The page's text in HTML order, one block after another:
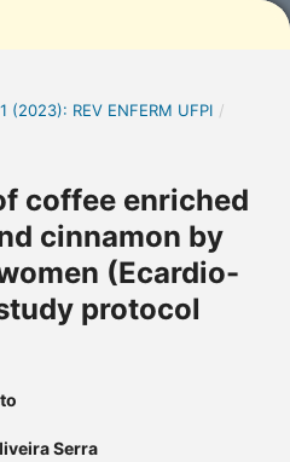
(2023): REV ENFERM UFPI /
coffee enriched
cinnamon by
(Ecardio-
protocol
Serra